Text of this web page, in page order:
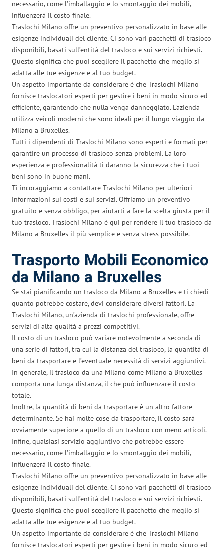
necessario, come l’imballaggio e lo smontaggio dei mobili,
influenzerà il costo finale.
Traslochi Milano offre un preventivo personalizzato in base alle
esigenze individuali del cliente. Ci sono vari pacchetti di trasloco
disponibili, basati sull’entità del trasloco e sui servizi richiesti.
Questo significa che puoi scegliere il pacchetto che meglio si
adatta alle tue esigenze e al tuo budget.
Un aspetto importante da considerare è che Traslochi Milano
fornisce traslocatori esperti per gestire i beni in modo sicuro ed
efficiente, garantendo che nulla venga danneggiato. L’azienda
utilizza veicoli moderni che sono ideali per il lungo viaggio da
Milano a Bruxelles.
Tutti i dipendenti di Traslochi Milano sono esperti e formati per
garantire un processo di trasloco senza problemi. La loro
esperienza e professionalità ti daranno la sicurezza che i tuoi
beni sono in buone mani.
Ti incoraggiamo a contattare Traslochi Milano per ulteriori
informazioni sui costi e sui servizi. Offriamo un preventivo
gratuito e senza obbligo, per aiutarti a fare la scelta giusta per il
tuo trasloco. Traslochi Milano è qui per rendere il tuo trasloco da
Milano a Bruxelles il più semplice e senza stress possibile.
Trasporto Mobili Economico
da Milano a Bruxelles
Se stai pianificando un trasloco da Milano a Bruxelles e ti chiedi
quanto potrebbe costare, devi considerare diversi fattori. La
Traslochi Milano, un’azienda di traslochi professionale, offre
servizi di alta qualità a prezzi competitivi.
Il costo di un trasloco può variare notevolmente a seconda di
una serie di fattori, tra cui la distanza del trasloco, la quantità di
beni da trasportare e l’eventuale necessità di servizi aggiuntivi.
In generale, il trasloco da una Milano come Milano a Bruxelles
comporta una lunga distanza, il che può influenzare il costo
totale.
Inoltre, la quantità di beni da trasportare è un altro fattore
determinante. Se hai molte cose da trasportare, il costo sarà
ovviamente superiore a quello di un trasloco con meno articoli.
Infine, qualsiasi servizio aggiuntivo che potrebbe essere
necessario, come l’imballaggio e lo smontaggio dei mobili,
influenzerà il costo finale.
Traslochi Milano offre un preventivo personalizzato in base alle
esigenze individuali del cliente. Ci sono vari pacchetti di trasloco
disponibili, basati sull’entità del trasloco e sui servizi richiesti.
Questo significa che puoi scegliere il pacchetto che meglio si
adatta alle tue esigenze e al tuo budget.
Un aspetto importante da considerare è che Traslochi Milano
fornisce traslocatori esperti per gestire i beni in modo sicuro ed